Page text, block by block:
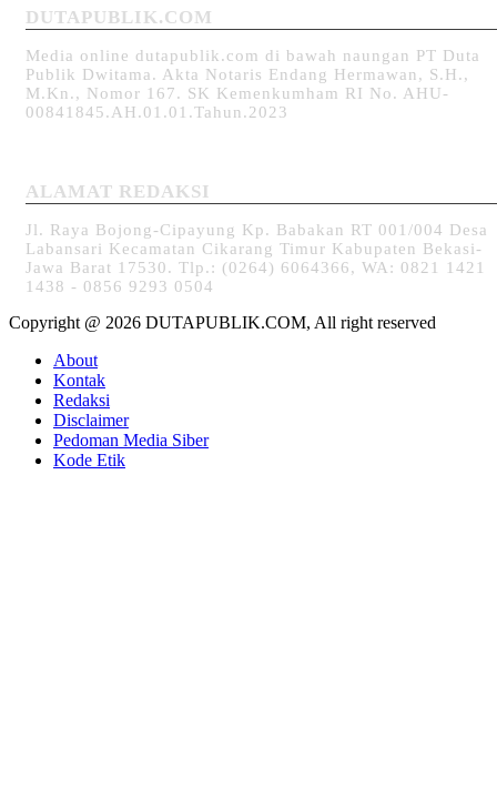
DUTAPUBLIK.COM
Media online dutapublik.com di bawah naungan PT Duta
Publik Dwitama. Akta Notaris Endang Hermawan, S.H.,
M.Kn., Nomor 167. SK Kemenkumham RI No. AHU-
00841845.AH.01.01.Tahun.2023
ALAMAT REDAKSI
Jl. Raya Bojong-Cipayung Kp. Babakan RT 001/004 Desa
Labansari Kecamatan Cikarang Timur Kabupaten Bekasi-
Jawa Barat 17530. Tlp.: (0264) 6064366, WA: 0821 1421
1438 - 0856 9293 0504
Copyright @ 2026 DUTAPUBLIK.COM, All right reserved
About
Kontak
Redaksi
Disclaimer
Pedoman Media Siber
Kode Etik